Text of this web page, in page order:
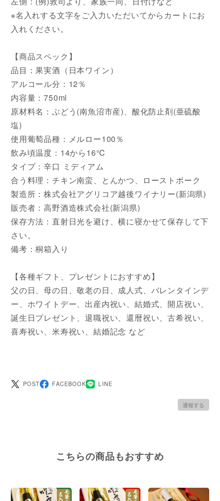
※名入れする文字をご入力いただいてからカートにお
入れください。
【商品スペック】
品目：果実酒（日本ワイン）
アルコール分：12％
内容量：750ml
原材料名：ぶどう(南魚沼市産)、酸化防止剤(亜硫酸
塩)
使用葡萄品種：メルロー100％
飲み頃温度：14から16℃
タイプ：辛口 ミディアム
合う料理：チキン南蛮、とんかつ、ローストポーク
製造所：株式会社アグリコア越後ワイナリー(新潟県)
販売者：高野酒造株式会社(新潟県)
保存方法：直射日光を避け、横に寝かせて保存して下
さい。
備考：桐箱入り
【各種ギフト、プレゼントにおすすめ】
父の日、母の日、敬老の日、成人式、バレンタインデ
ー、ホワイトデー、出産内祝い、結婚式、開店祝い、
誕生日プレゼント、退職祝い、還暦祝い、古希祝い、
喜寿祝い、米寿祝い、結婚記念 など
POST FACEBOOK LINE
通報する
こちらの商品もおすすめ